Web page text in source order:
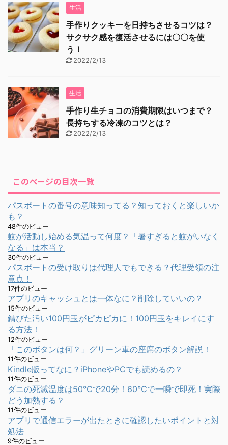
生活
手作りクッキーを日持ちさせるコツは？
サクサク感を復活させるには〇〇を使
う！
2022/2/13
生活
手作り生チョコの消費期限はいつまで？
長持ちする冷凍のコツとは？
2022/2/13
このページの目次一覧
パスポートの番号の意味知ってる？知っておくと楽しいか
も？
48件のビュー
蚊が活動し始める気温って何度？「暑すぎると蚊がいなく
なる」は本当？
30件のビュー
パスポートの受け取りは代理人でもできる？代理受領の注
意点！
17件のビュー
アプリのキャッシュとは一体なに？削除していいの？
15件のビュー
錆びた汚い100円玉がピカピカに！100円玉をキレイにす
る方法！
12件のビュー
「このボタンは何？」グリーン車の座席のボタン解説！
11件のビュー
Kindle版ってなに？iPhoneやPCでも読めるの？
11件のビュー
ダニの死滅温度は50℃で20分！60℃で一瞬で即死！実際
どう加熱する？
11件のビュー
アプリで通信エラーが出たときに確認したいポイントと対
処法
9件のビュー